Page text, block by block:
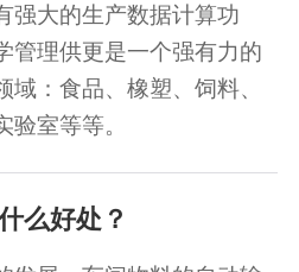
强大的生产数据计算功
管理供更是一个强有力的
：食品、橡塑、饲料、
室等等。
么好处？